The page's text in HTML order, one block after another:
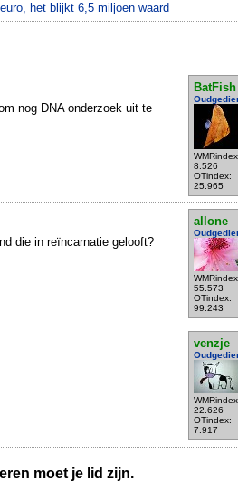
het blijkt 6,5 miljoen waard
BatFish
8.526
OTindex:
25.965
nog DNA onderzoek uit te
allone
55.573
OTindex:
99.243
die in reïncarnatie gelooft?
venzje
22.626
OTindex:
7.917
moet je lid zijn.